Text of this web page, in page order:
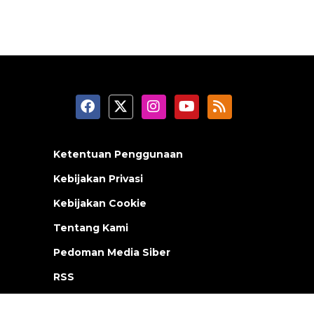
Ketentuan Penggunaan
Kebijakan Privasi
Kebijakan Cookie
Tentang Kami
Pedoman Media Siber
RSS